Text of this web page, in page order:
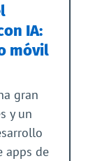
IA:
móvil
gran
y un
apps de